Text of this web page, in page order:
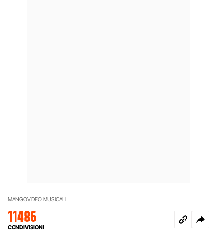
MANGOVIDEO MUSICALI
11486
CONDIVISIONI